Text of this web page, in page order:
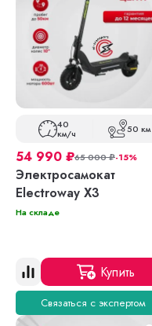
40
км/ч 50 км
54 990 ₽65 000₽-15%
Электросамокат
Electroway X3
На складе
Купить
Связаться с экспертом